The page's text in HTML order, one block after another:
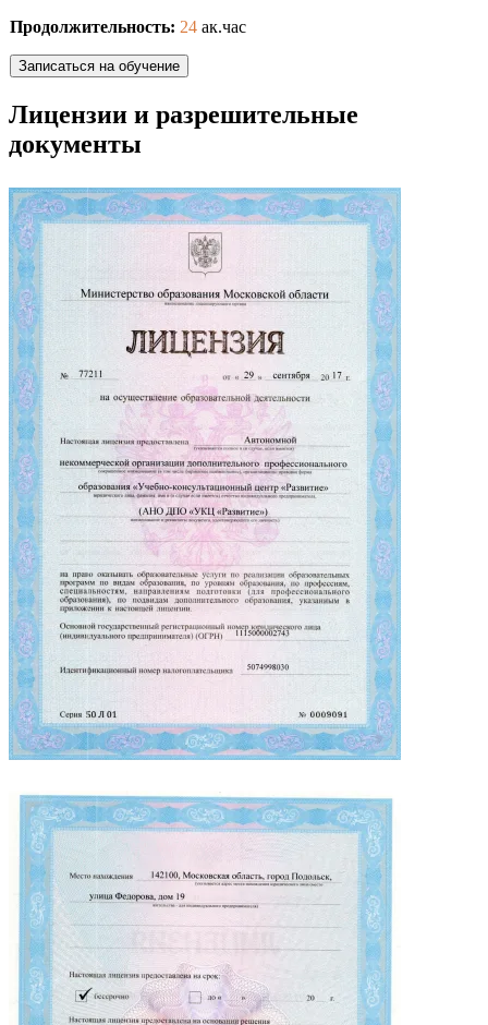
Продолжительность: 24 ак.час
Записаться на обучение
Лицензии и разрешительные
документы